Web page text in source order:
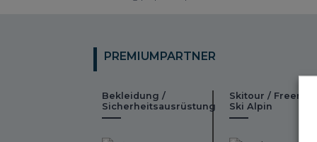
PREMIUMPARTNER
Bekleidung /
Sicherheitsausrüstung
Skitour / Freeride /
Ski Alpin